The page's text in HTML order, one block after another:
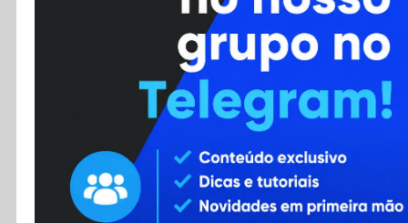
Enviar Dica
Contato